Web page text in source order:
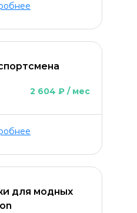
2 604 ₽ / мес
для модных